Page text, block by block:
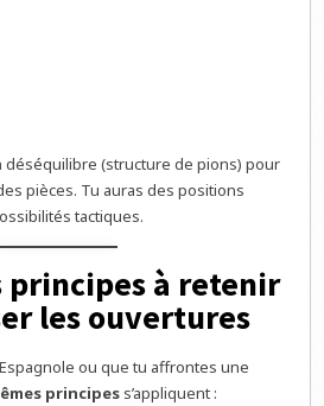
déséquilibre (structure de pions) pour
pièces. Tu auras des positions
tactiques.
principes à retenir
les ouvertures
ou que tu affrontes une
principes s’appliquent :